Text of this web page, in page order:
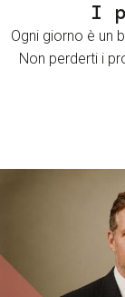
I
Ogni giorno è un
Non perderti i